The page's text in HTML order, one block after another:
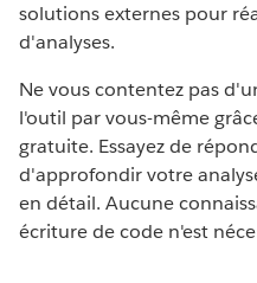
solutions externes pour
d'analyses.
Ne vous contentez pas
l'outil par vous-même
gratuite. Essayez de
d'approfondir votre
en détail. Aucune
écriture de code n'est